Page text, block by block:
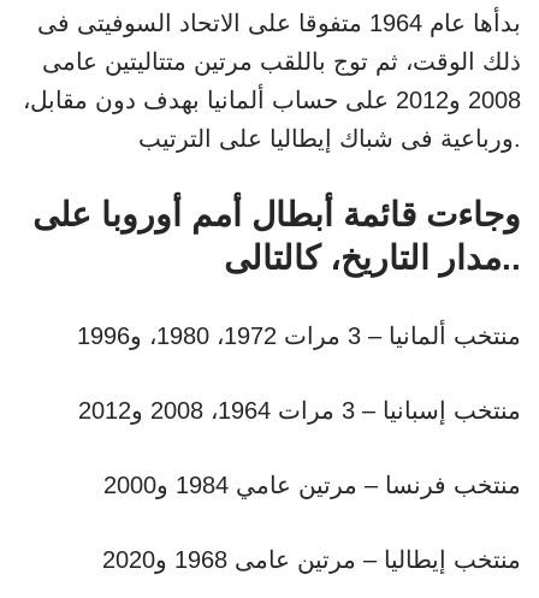
بدأها عام 1964 متفوقا على الاتحاد السوفيتى فى
ذلك الوقت، ثم توج باللقب مرتين متتاليتين عامى
2008 و2012 على حساب ألمانيا بهدف دون مقابل،
ورباعية فى شباك إيطاليا على الترتيب.
وجاءت قائمة أبطال أمم أوروبا على
مدار التاريخ، كالتالى..
منتخب ألمانيا – 3 مرات 1972، 1980، و1996
منتخب إسبانيا – 3 مرات 1964، 2008 و2012
منتخب فرنسا – مرتين عامي 1984 و2000
منتخب إيطاليا – مرتين عامى 1968 و2020